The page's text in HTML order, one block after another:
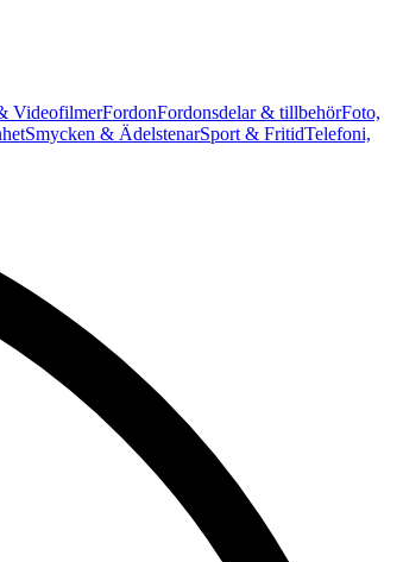
VideofilmerFordonFordonsdelar & tillbehörFoto,
Smycken & ÄdelstenarSport & FritidTelefoni,